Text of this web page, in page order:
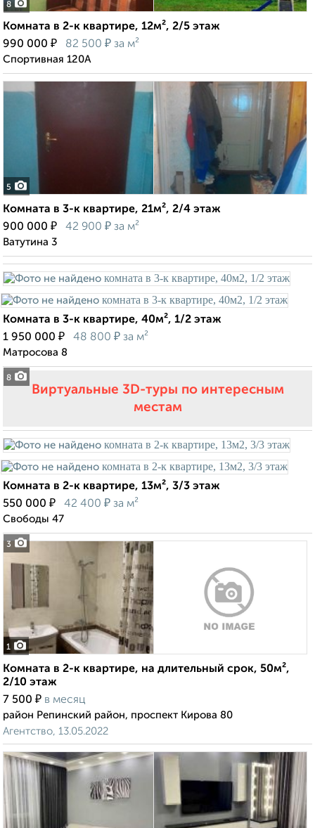
8
Комната в 2-к квартире, 12м², 2/5 этаж
990 000 ₽ 82 500 ₽ за м²
Спортивная 120А
5
Комната в 3-к квартире, 21м², 2/4 этаж
900 000 ₽ 42 900 ₽ за м²
Ватутина 3
8
Комната в 3-к квартире, 40м², 1/2 этаж
1 950 000 ₽ 48 800 ₽ за м²
Матросова 8
Виртуальные 3D-туры по интересным
местам
3
Комната в 2-к квартире, 13м², 3/3 этаж
550 000 ₽ 42 400 ₽ за м²
Свободы 47
1
Комната в 2-к квартире, на длительный срок, 50м²,
2/10 этаж
7 500 ₽ в месяц
район Репинский район, проспект Кирова 80
Агентство, 13.05.2022